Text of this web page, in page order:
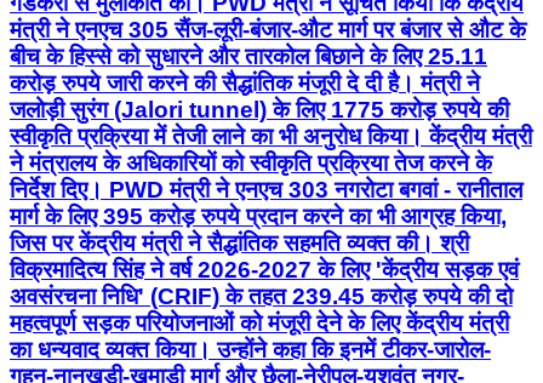
मंत्री ने एनएच 305 सैंज-लूरी-बंजार-औट मार्ग पर बंजार से औट के
बीच के हिस्से को सुधारने और तारकोल बिछाने के लिए 25.11
करोड़ रुपये जारी करने की सैद्धांतिक मंजूरी दे दी है। मंत्री ने
जलोड़ी सुरंग (Jalori tunnel) के लिए 1775 करोड़ रुपये की
स्वीकृति प्रक्रिया में तेजी लाने का भी अनुरोध किया। केंद्रीय मंत्री
ने मंत्रालय के अधिकारियों को स्वीकृति प्रक्रिया तेज करने के
निर्देश दिए। PWD मंत्री ने एनएच 303 नगरोटा बगवां - रानीताल
मार्ग के लिए 395 करोड़ रुपये प्रदान करने का भी आग्रह किया,
जिस पर केंद्रीय मंत्री ने सैद्धांतिक सहमति व्यक्त की। श्री
विक्रमादित्य सिंह ने वर्ष 2026-2027 के लिए 'केंद्रीय सड़क एवं
अवसंरचना निधि' (CRIF) के तहत 239.45 करोड़ रुपये की दो
महत्वपूर्ण सड़क परियोजनाओं को मंजूरी देने के लिए केंद्रीय मंत्री
का धन्यवाद व्यक्त किया। उन्होंने कहा कि इनमें टीकर-जारोल-
गहन-नानखड़ी-खमाड़ी मार्ग और छैला-नेरीपुल-यशवंत नगर-